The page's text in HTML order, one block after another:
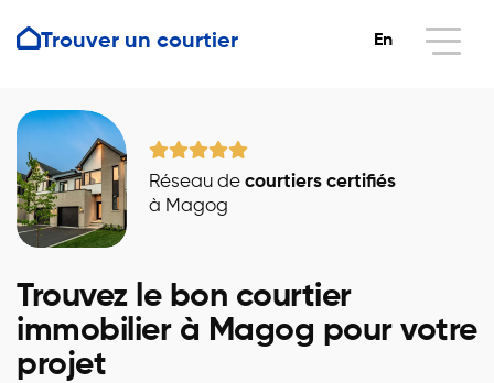
Trouver un courtier En
Réseau de courtiers certifiés
à Magog
Trouvez le bon courtier
immobilier à Magog pour votre
projet